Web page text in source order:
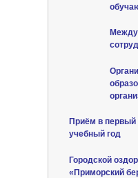
Приём в первый
учебный год
Городской
«Приморский